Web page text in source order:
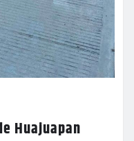
Huajuapan